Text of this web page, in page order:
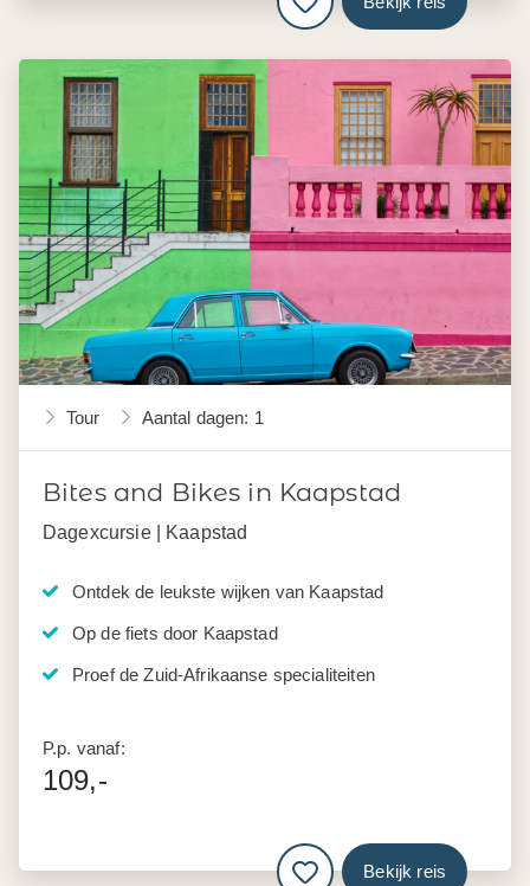
Tour Aantal dagen: 1
Bites and Bikes in Kaapstad
Dagexcursie | Kaapstad
Ontdek de leukste wijken van Kaapstad
Op de fiets door Kaapstad
Proef de Zuid-Afrikaanse specialiteiten
P.p. vanaf:
109,-
Bekijk reis